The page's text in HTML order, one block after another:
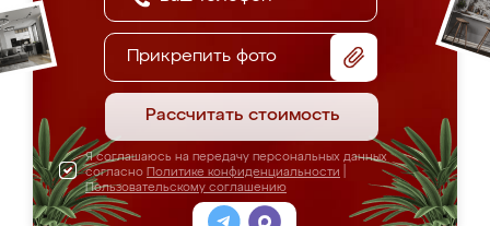
Прикрепить фото
Рассчитать стоимость
Я соглашаюсь на передачу персональных данных
согласно Политике конфиденциальности
Пользовательскому соглашению